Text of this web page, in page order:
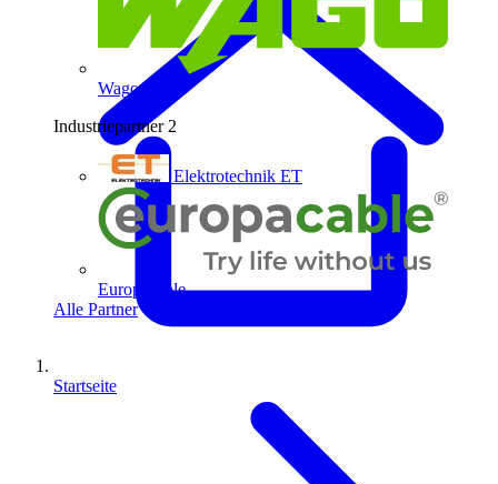
Wago
Industriepartner 2
Elektrotechnik ET
Europacable
Alle Partner
Startseite